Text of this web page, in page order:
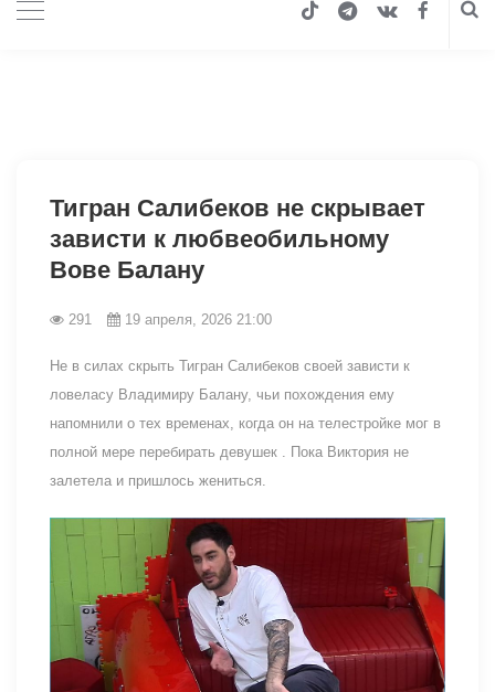
Тигран Салибеков не скрывает
зависти к любвеобильному
Вове Балану
291 19 апреля, 2026 21:00
Не в силах скрыть Тигран Салибеков своей зависти к
ловеласу Владимиру Балану, чьи похождения ему
напомнили о тех временах, когда он на телестройке мог в
полной мере перебирать девушек . Пока Виктория не
залетела и пришлось жениться.